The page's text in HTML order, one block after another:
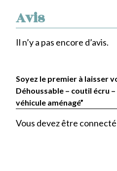
Avis
Il n’y a pas encore d’avis.
Soyez le premier à laisser
Déhoussable – coutil écru
véhicule aménagé”
Vous devez être connecté